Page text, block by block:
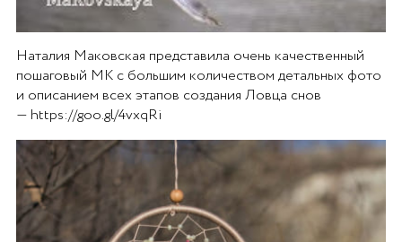
Наталия Маковская представила очень качественный
пошаговый МК с большим количеством детальных фото
и описанием всех этапов создания Ловца снов
— https://goo.gl/4vxqRi